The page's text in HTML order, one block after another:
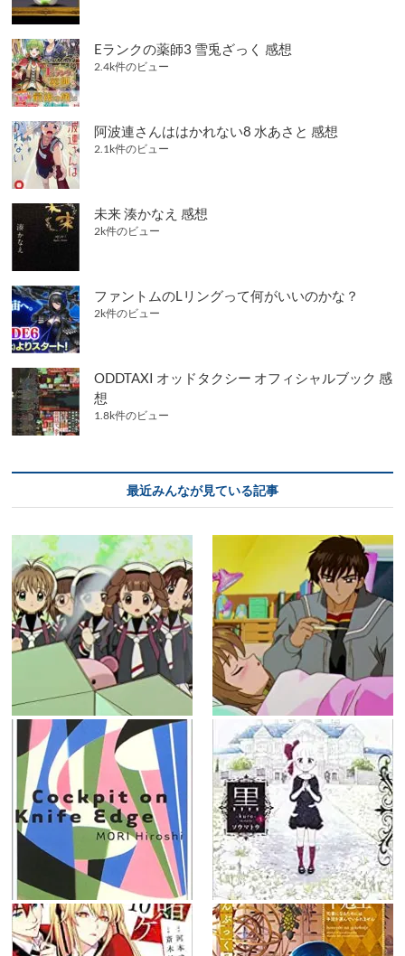
Eランクの薬師3 雪兎ざっく 感想
2.4k件のビュー
阿波連さんははかれない8 水あさと 感想
2.1k件のビュー
未来 湊かなえ 感想
2k件のビュー
ファントムのLリングって何がいいのかな？
2k件のビュー
ODDTAXI オッドタクシー オフィシャルブック 感
想
1.8k件のビュー
最近みんなが見ている記事